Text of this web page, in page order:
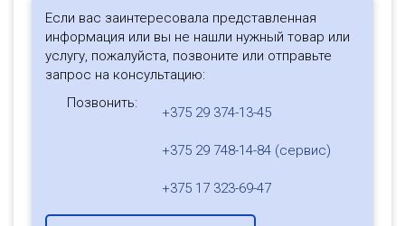
Если вас заинтересовала представленная
информация или вы не нашли нужный товар или
услугу, пожалуйста, позвоните или отправьте
запрос на консультацию:
Позвонить:
+375 29 374-13-45
+375 29 748-14-84 (сервис)
+375 17 323-69-47